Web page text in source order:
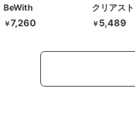
BeWith
￥7,260
クリアス
￥ 5,489